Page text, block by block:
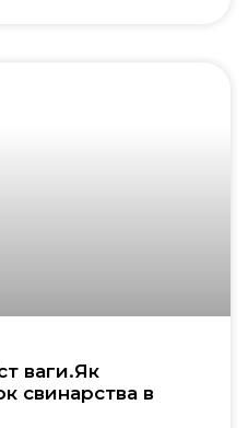
ваги.Як
свинарства в